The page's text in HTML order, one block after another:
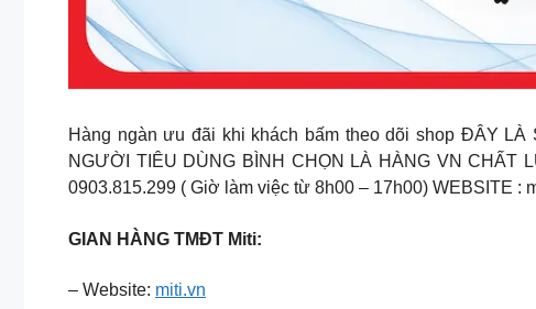
Hàng ngàn ưu đãi khi khách bấm theo dõi shop ĐÂY LÀ
NGƯỜI TIÊU DÙNG BÌNH CHỌN LÀ HÀNG VN CHẤT
0903.815.299 ( Giờ làm việc từ 8h00 – 17h00) WEBSITE :
GIAN HÀNG TMĐT Miti:
– Website: miti.vn